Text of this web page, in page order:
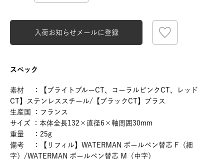
入荷お知らせメールに登録
スペック
素材 ：【ブライトブルーCT、コーラルピンクCT、レッド
CT】ステンレススチール/【ブラックCT】ブラス
生産国 ：フランス
サイズ ：本体全長132×直径6×軸周囲30mm
重量 ：25g
備考 ：【リフィル】WATERMAN ボールペン替芯 F（細
字）/WATERMAN ボールペン替芯 M（中字）